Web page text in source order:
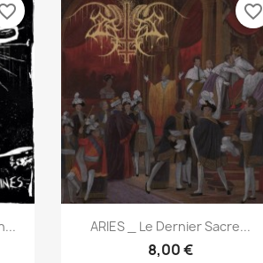
 Aperçu rapide
ARIES _ Le Dernier Sacre...
8,00 €
favorite_border